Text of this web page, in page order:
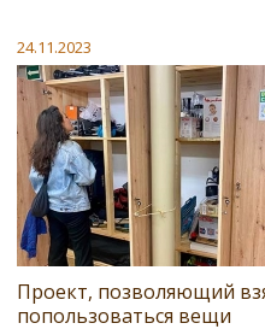
24.11.2023
Проект, позволяющий
попользоваться вещи